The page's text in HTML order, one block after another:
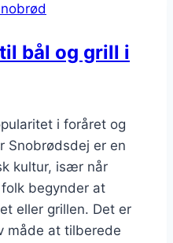
bål og grill i
i foråret og
Snobrødsdej er en
kultur, især når
begynder at
eller grillen. Det er
måde at tilberede